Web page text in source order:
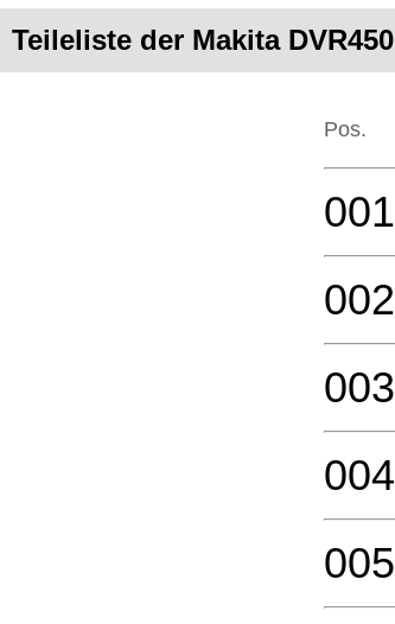
Teileliste der Makita DVR450
Pos.
001
002
003
004
005